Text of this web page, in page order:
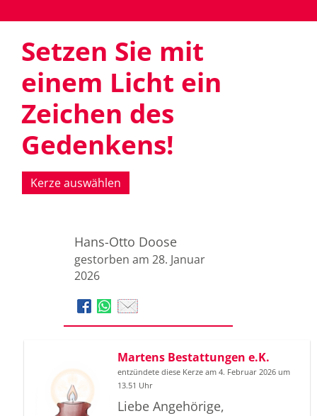
Setzen Sie mit
einem Licht ein
Zeichen des
Gedenkens!
Kerze auswählen
Hans-Otto Doose
gestorben am 28. Januar
2026
Martens Bestattungen e.K.
entzündete diese Kerze am 4. Februar 2026 um
13.51 Uhr
Liebe Angehörige,